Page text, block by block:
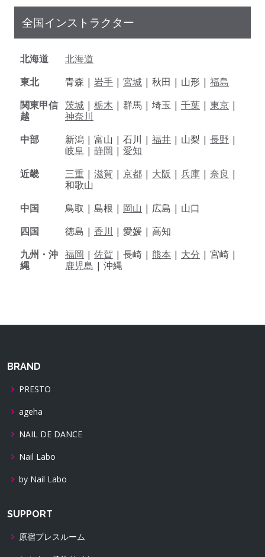
全国インストラクター
北海道
北海道
東北
青森 | 岩手 | 宮城 | 秋田 | 山形 | 福島
関東甲信
越
茨城 | 栃木 | 群馬 | 埼玉 | 千葉 | 東京 |
神奈川
中部
新潟 | 富山 | 石川 | 福井 | 山梨 | 長野 |
岐阜 | 静岡 | 愛知
近畿
三重 | 滋賀 | 京都 | 大阪 | 兵庫 | 奈良 |
和歌山
中国
鳥取 | 島根 | 岡山 | 広島 | 山口
四国
徳島 | 香川 | 愛媛 | 高知
九州・沖
縄
福岡 | 佐賀 | 長崎 | 熊本 | 大分 | 宮崎 |
鹿児島 | 沖縄
BRAND
PRESTO
ageha
NAIL DE DANCE
Nail Labo
by Nail Labo
SUPPORT
原宿プレスルーム